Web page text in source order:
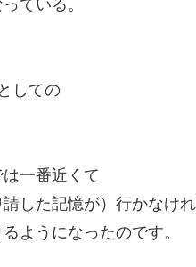
ている。
しての
一番近くて
した記憶が）行かなけ
ようになったのです。